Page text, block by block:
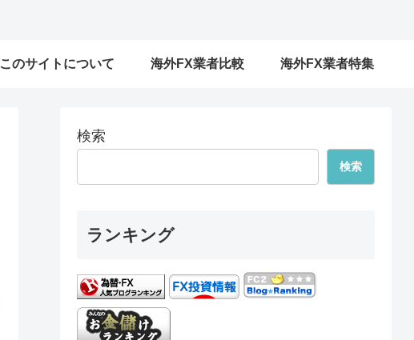
このサイトについて 海外FX業者比較 海外FX業者特集
検索
検索
ランキング